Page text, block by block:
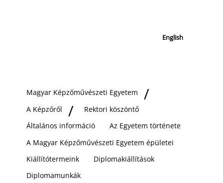
English
Magyar Képzőművészeti Egyetem
A Képzőről
Rektori köszöntő
Általános információ
Az Egyetem története
A Magyar Képzőművészeti Egyetem épületei
Kiállítótermeink
Diplomakiállítások
Diplomamunkák